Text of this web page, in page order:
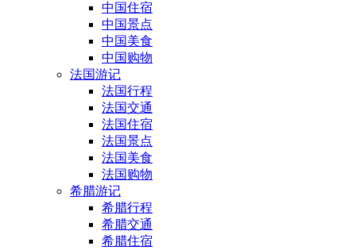
中国住宿
中国景点
中国美食
中国购物
法国游记
法国行程
法国交通
法国住宿
法国景点
法国美食
法国购物
希腊游记
希腊行程
希腊交通
希腊住宿